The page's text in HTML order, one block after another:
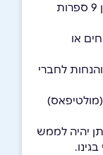
(יש להזין 9 ספרות
או
לחברי
יהיה לממש